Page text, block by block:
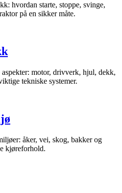
hvordan starte, stoppe, svinge,
på en sikker måte.
motor, drivverk, hjul, dekk,
tekniske systemer.
åker, vei, skog, bakker og
kjøreforhold.